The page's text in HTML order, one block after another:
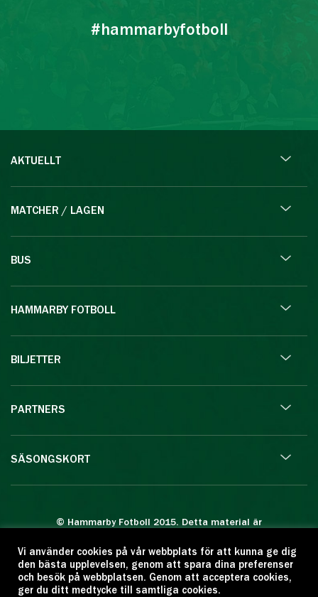
#hammarbyfotboll
AKTUELLT
MATCHER / LAGEN
BUS
HAMMARBY FOTBOLL
BILJETTER
PARTNERS
SÄSONGSKORT
© Hammarby Fotboll 2015. Detta material är
Eftertryck eller annan kopiering är förbjuden.
Citera oss gärna men ange källan:
www.hammarbyfotboll.se. Ansvarig utgivare:
Vi använder cookies på vår webbplats för att kunna ge dig
den bästa upplevelsen, genom att spara dina preferenser
och besök på webbplatsen. Genom att acceptera cookies,
ger du ditt medtycke till samtliga cookies.